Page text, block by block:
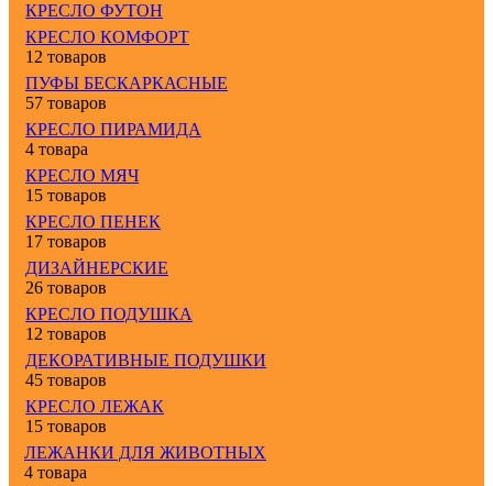
КРЕСЛО ФУТОН
КРЕСЛО КОМФОРТ
12 товаров
ПУФЫ БЕСКАРКАСНЫЕ
57 товаров
КРЕСЛО ПИРАМИДА
4 товара
КРЕСЛО МЯЧ
15 товаров
КРЕСЛО ПЕНЕК
17 товаров
ДИЗАЙНЕРСКИЕ
26 товаров
КРЕСЛО ПОДУШКА
12 товаров
ДЕКОРАТИВНЫЕ ПОДУШКИ
45 товаров
КРЕСЛО ЛЕЖАК
15 товаров
ЛЕЖАНКИ ДЛЯ ЖИВОТНЫХ
4 товара